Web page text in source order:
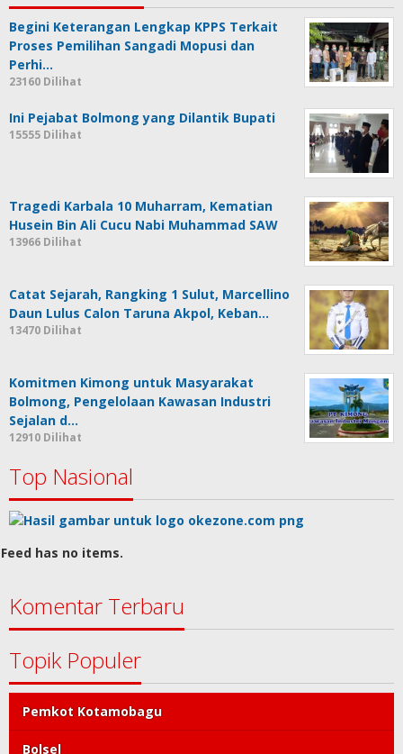
Begini Keterangan Lengkap KPPS Terkait
Proses Pemilihan Sangadi Mopusi dan
Perhi…
23160 Dilihat
Ini Pejabat Bolmong yang Dilantik Bupati
15555 Dilihat
Tragedi Karbala 10 Muharram, Kematian
Husein Bin Ali Cucu Nabi Muhammad SAW
13966 Dilihat
Catat Sejarah, Rangking 1 Sulut, Marcellino
Daun Lulus Calon Taruna Akpol, Keban…
13470 Dilihat
Komitmen Kimong untuk Masyarakat
Bolmong, Pengelolaan Kawasan Industri
Sejalan d…
12910 Dilihat
Top Nasional
Feed has no items.
Komentar Terbaru
Topik Populer
Pemkot Kotamobagu
Bolsel